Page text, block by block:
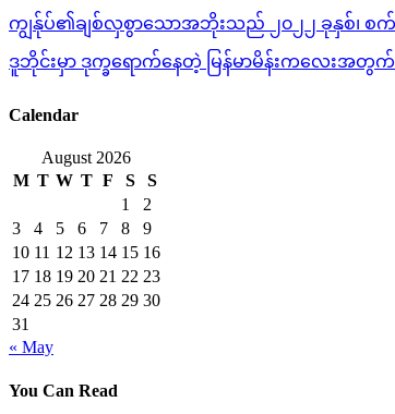
Post
navigation
ကျွန်ုပ်၏ချစ်လှစွာသောအဘိုးသည် ၂၀၂၂ ခုနှစ်၊
ဒူဘိုင်းမှာ ဒုက္ခရောက်နေတဲ့ မြန်မာမိန်းကလေးအတွက်
Calendar
August 2026
M T W T F S
S
1
2
3
4 5 6 7 8
9
10 11 12 13 14 15 16
17 18 19 20 21 22 23
24 25 26 27 28 29 30
31
« May
You Can Read